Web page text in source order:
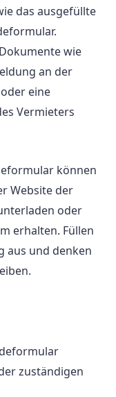
das ausgefüllte
wie
an der
eine
Vermieters
können
Website der
oder
erhalten. Füllen
aus und denken
zuständigen